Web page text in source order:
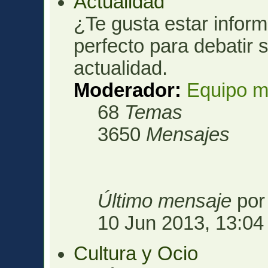
¿Te gusta estar
perfecto para debatir
actualidad.
Moderador: Equipo
68 Temas
3650 Mensajes
Último mensaje
10 Jun 2013, 13:04
Cultura y Ocio